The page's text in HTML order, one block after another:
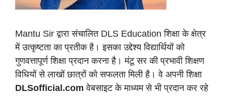
Mantu Sir द्वारा संचालित DLS Education शिक्षा के क्षेत्र
में उत्कृष्टता का प्रतीक है। इसका उद्देश्य विद्यार्थियों को
गुणवत्तापूर्ण शिक्षा प्रदान करना है। मंटू सर की प्रभावी शिक्षण
विधियों से लाखों छात्रों को सफलता मिली है। वे अपनी शिक्षा
DLSofficial.com वेबसाइट के माध्यम से भी प्रदान कर रहे